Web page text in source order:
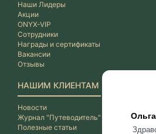
Наши Лидеры
Акции
ONYX-VIP
Сотрудники
Награды и сертификаты
Вакансии
Отзывы
НАШИМ КЛИЕНТАМ
Новости
Журнал "Путеводитель"
Полезные статьи